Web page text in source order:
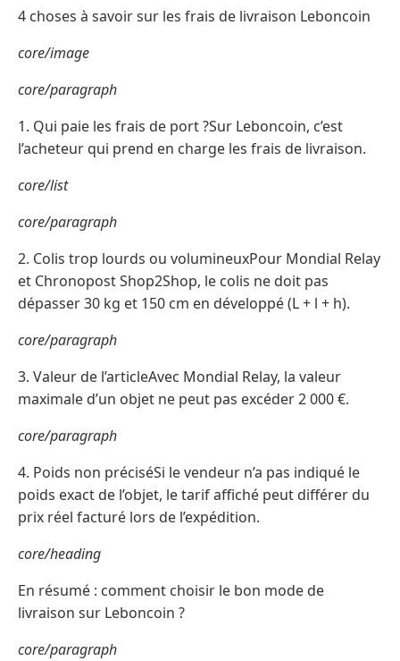
4 choses à savoir sur les frais de livraison Leboncoin
core/image
core/paragraph
1. Qui paie les frais de port ?Sur Leboncoin, c’est
l’acheteur qui prend en charge les frais de livraison.
core/list
core/paragraph
2. Colis trop lourds ou volumineuxPour Mondial Relay
et Chronopost Shop2Shop, le colis ne doit pas
dépasser 30 kg et 150 cm en développé (L + l + h).
core/paragraph
3. Valeur de l’articleAvec Mondial Relay, la valeur
maximale d’un objet ne peut pas excéder 2 000 €.
core/paragraph
4. Poids non préciséSi le vendeur n’a pas indiqué le
poids exact de l’objet, le tarif affiché peut différer du
prix réel facturé lors de l’expédition.
core/heading
En résumé : comment choisir le bon mode de
livraison sur Leboncoin ?
core/paragraph